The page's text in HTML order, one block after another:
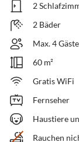
2
2 Bäder
Max. 4 Gäste
60 m²
Gratis WiFi
Fernseher
Haustiere
Rauchen